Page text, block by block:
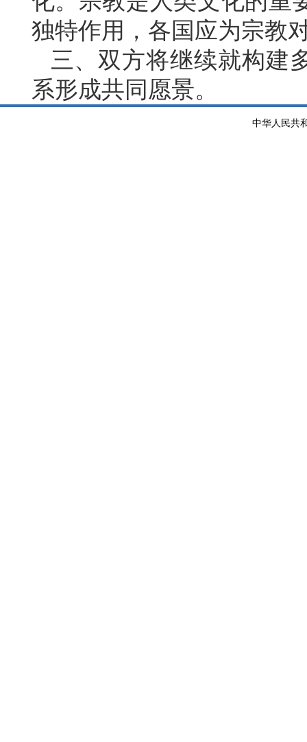
独特作用，各国应为宗教
三、双方将继续就构建
系形成共同愿景。
中华人民共